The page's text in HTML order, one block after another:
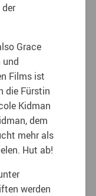
Grace
und
Films ist
die Fürstin
Kidman
dem
mehr als
Hut ab!
werden